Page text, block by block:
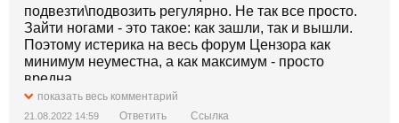
подвезти\подвозить регулярно. Не так все просто.
Зайти ногами - это такое: как зашли, так и вышли.
Поэтому истерика на весь форум Цензора как
минимум неуместна, а как максимум - просто
вредна.
Хотя могу допустить, исходя из вашей даты
регистрации, что ваша ирония насчет
показать весь комментарий
21.08.2022 14:59 Ответить Ссылка